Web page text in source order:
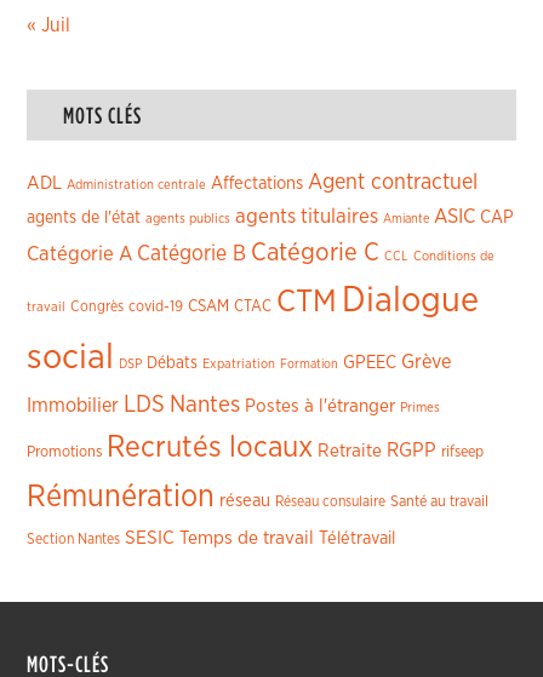
« Juil
MOTS CLÉS
ADL Administration centrale Affectations Agent contractuel
agents de l'état agents publics agents titulaires Amiante ASIC CAP
Catégorie A Catégorie B Catégorie C CCL Conditions de
travail Congrès covid-19 CSAM CTAC CTM Dialogue
social
DSP Débats Expatriation Formation GPEEC Grève
Immobilier LDS Nantes Postes à l'étranger Primes
Promotions Recrutés locaux Retraite RGPP rifseep
Rémunération réseau Réseau consulaire Santé au travail
Section Nantes SESIC Temps de travail Télétravail
MOTS-CLÉS